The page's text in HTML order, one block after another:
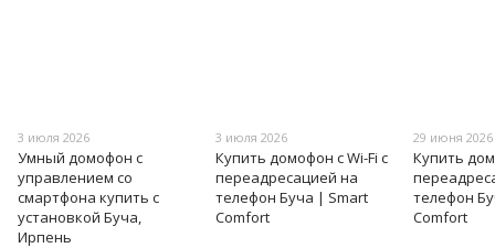
3 июля 2026
Умный домофон с
управлением со
смартфона купить с
установкой Буча,
Ирпень
3 июля 2026
Купить домофон с Wi-Fi с
переадресацией на
телефон Буча | Smart
Comfort
29 июня 2026
Купить
телефон
Comfort